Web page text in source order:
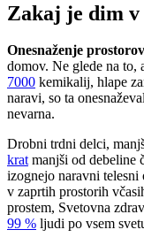
Zakaj je dim
Onesnaženje
domov. Ne glede na to,
7000 kemikalij, hlape
naravi, so ta
nevarna.
Drobni trdni delci,
kratmanjši od debeline
izognejo naravni
v zaprtih prostorih
prostem, Svetovna
99 % ljudi po vsem